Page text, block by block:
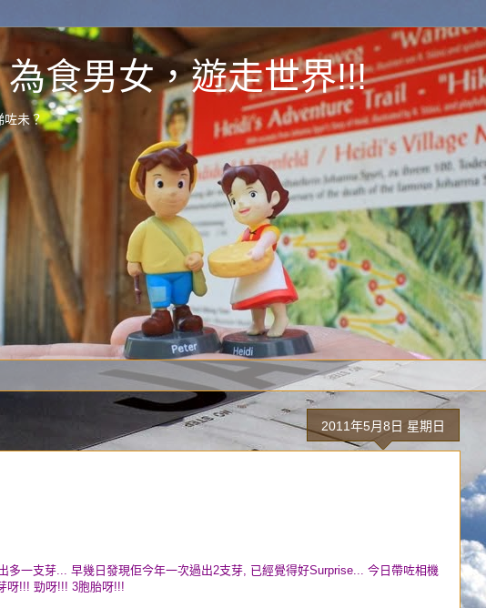
食男女，遊走世界!!!
咗未？
2011年5月8日 星期日
多一支芽... 早幾日發現佢今年一次過出2支芽, 已經覺得好Surprise... 今日帶咗相機
呀!!! 勁呀!!! 3胞胎呀!!!